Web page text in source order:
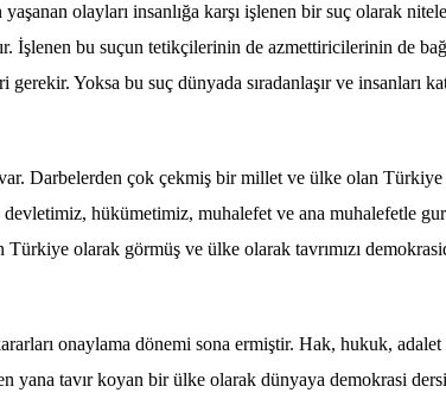
olayları insanlığa karşı işlenen bir suç olarak
İşlenen bu suçun tetikçilerinin de azmettiricilerinin de
Yoksa bu suç dünyada sıradanlaşır ve insanları
çok çekmiş bir millet ve ülke olan Türkiye
hükümetimiz, muhalefet ve ana muhalefetle
olarak görmüş ve ülke olarak tavrımızı
onaylama dönemi sona ermiştir. Hak, hukuk, adalet
yana tavır koyan bir ülke olarak dünyaya demokrasi